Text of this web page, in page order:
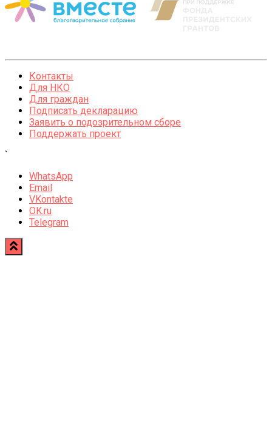
Контакты
Для НКО
Для граждан
Подписать декларацию
Заявить о подозрительном сборе
Поддержать проект
`
WhatsApp
Email
VKontakte
OK.ru
Telegram